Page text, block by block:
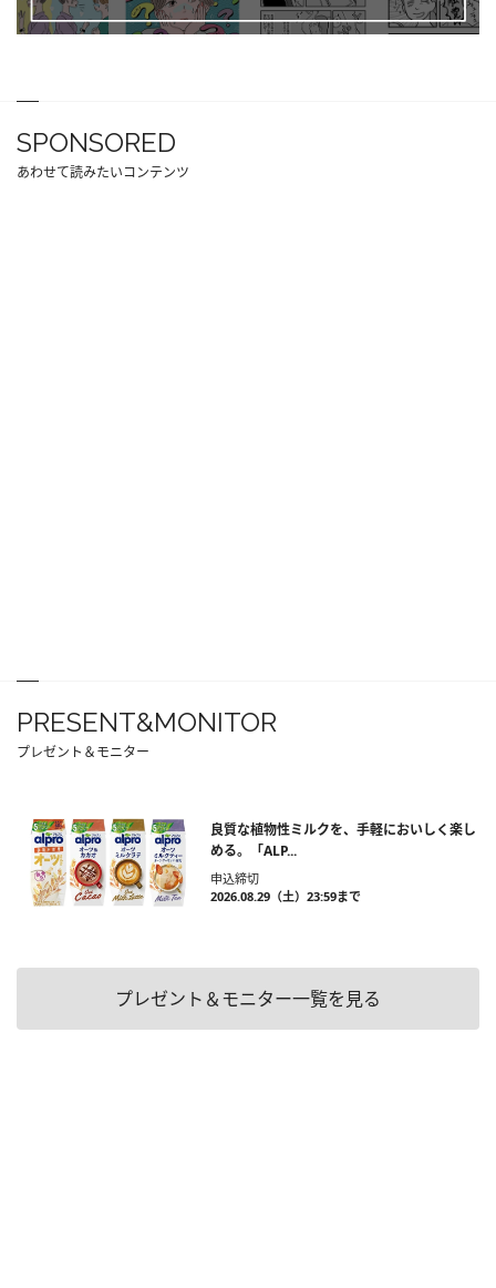
SPONSORED
あわせて読みたいコンテンツ
PRESENT&MONITOR
プレゼント＆モニター
良質な植物性ミルクを、手軽においしく楽し
める。「ALP...
申込締切
2026.08.29（土）23:59まで
プレゼント＆モニター一覧を見る